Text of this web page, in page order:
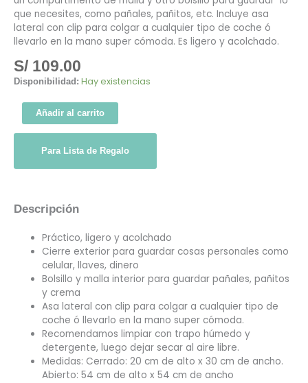
que necesites, como pañales, pañitos, etc. Incluye asa
lateral con clip para colgar a cualquier tipo de coche ó
llevarlo en la mano super cómoda. Es ligero y acolchado.
S/109.00
Disponibilidad: Hay existencias
Añadir al carrito
Para Lista de Regalo
Descripción
Práctico, ligero y acolchado
Cierre exterior para guardar cosas personales como
celular, llaves, dinero
Bolsillo y malla interior para guardar pañales, pañitos
y crema
Asa lateral con clip para colgar a cualquier tipo de
coche ó llevarlo en la mano super cómoda.
Recomendamos limpiar con trapo húmedo y
detergente, luego dejar secar al aire libre.
Medidas: Cerrado: 20 cm de alto x 30 cm de ancho.
Abierto: 54 cm de alto x 54 cm de ancho